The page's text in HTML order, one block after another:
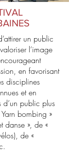
un public
l’image
en favorisant
disciplines
et en
d’un public plus
bombing »
danse », de «
de «